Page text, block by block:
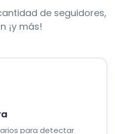
de seguidores,
¡y más!
para detectar